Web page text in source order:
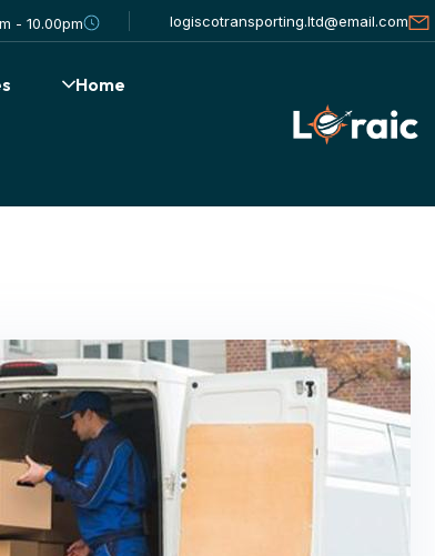
logiscotransporting.ltd@email.com
- 10.00pm
Home